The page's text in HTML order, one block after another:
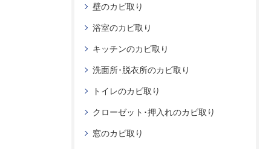
壁のカビ取り
浴室のカビ取り
キッチンのカビ取り
洗面所･脱衣所のカビ取り
トイレのカビ取り
クローゼット･押入れのカビ取り
窓のカビ取り